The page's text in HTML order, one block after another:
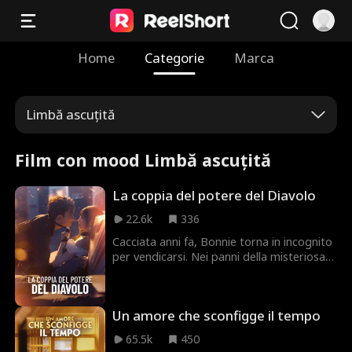
Home Categorie Marca
Limbă ascuțită
Film con mood Limbă ascuțită
La coppia del potere del Diavolo
22.6k
336
Cacciata anni fa, Bonnie torna in incognito
per vendicarsi. Nei panni della misteriosa
annientano i nemici e svelano un oscuro
complotto.
Un amore che sconfigge il tempo
65.5k
450